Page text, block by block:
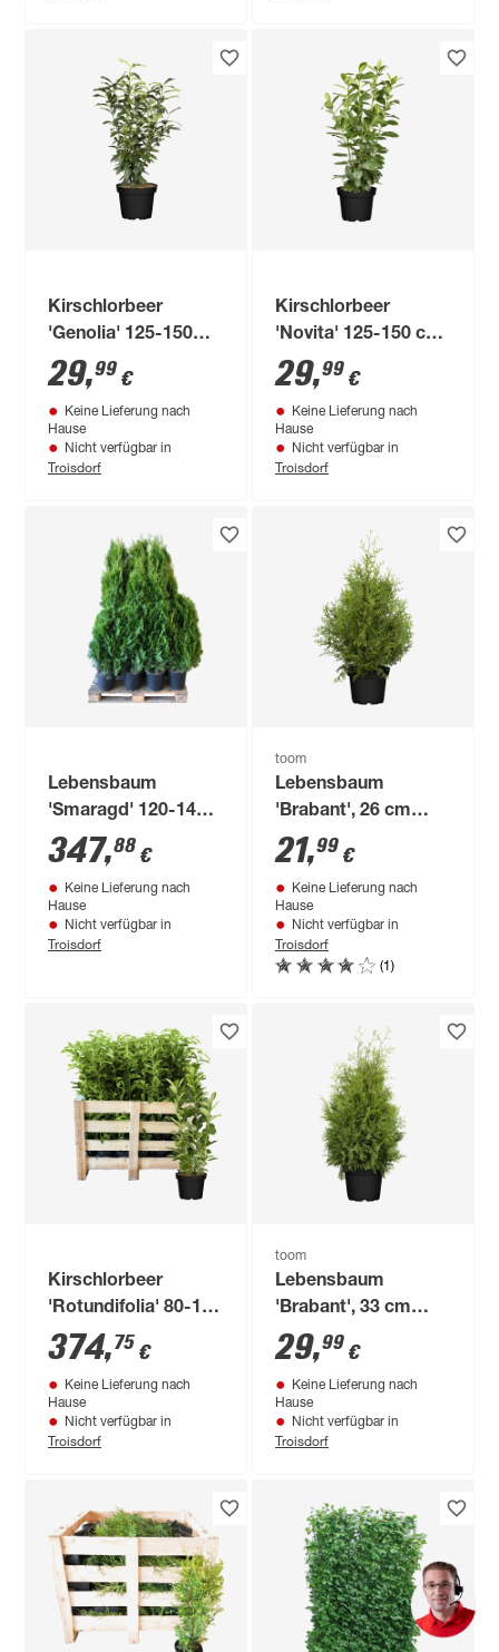
Kirschlorbeer
'Genolia' 125-150
cm, 27 cm Topf
29,99 €
Keine Lieferung nach
Hause
Nicht verfügbar in
Troisdorf
Kirschlorbeer
'Novita' 125-150 cm,
27 cm Topf
29,99 €
Keine Lieferung nach
Hause
Nicht verfügbar in
Troisdorf
Lebensbaum
'Smaragd' 120-140
cm 12 Stück
347,88 €
Keine Lieferung nach
Hause
Nicht verfügbar in
Troisdorf
toom
Lebensbaum
'Brabant', 26 cm
Topf
21,99 €
Keine Lieferung nach
Hause
Nicht verfügbar in
Troisdorf
(1)
Kirschlorbeer
'Rotundifolia' 80-100
cm 25 Stück
374,75 €
Keine Lieferung nach
Hause
Nicht verfügbar in
Troisdorf
toom
Lebensbaum
'Brabant', 33 cm
Topf
29,99 €
Keine Lieferung nach
Hause
Nicht verfügbar in
Troisdorf